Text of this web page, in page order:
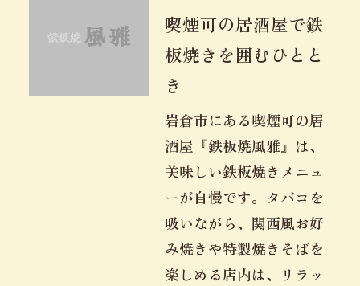
喫煙可の居酒屋で鉄
板焼きを囲むひとと
き
岩倉市にある喫煙可の居
酒屋『鉄板焼風雅』は、
美味しい鉄板焼きメニュ
ーが自慢です。タバコを
吸いながら、関西風お好
み焼きや特製焼きそばを
楽しめる店内は、リラッ